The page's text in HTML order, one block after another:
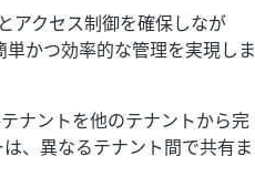
アクセス制御を確保しなが
かつ効率的な管理を実現しま
ナントを他のテナントから完
、異なるテナント間で共有ま